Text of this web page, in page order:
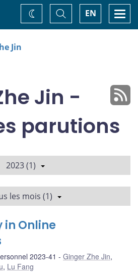
EN
Basculer
la
recherche
Changez
de
Jin
Jin -
parutions
2023 (1)
les mois (1)
in Online
2023-41 Ginger Zhe Jin,
, Lu Fang